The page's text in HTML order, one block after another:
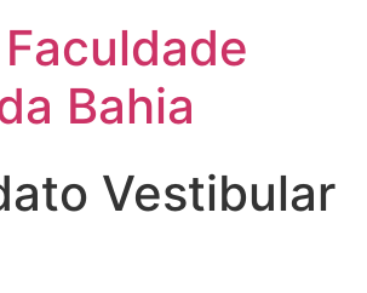
Bahia
Vestibular